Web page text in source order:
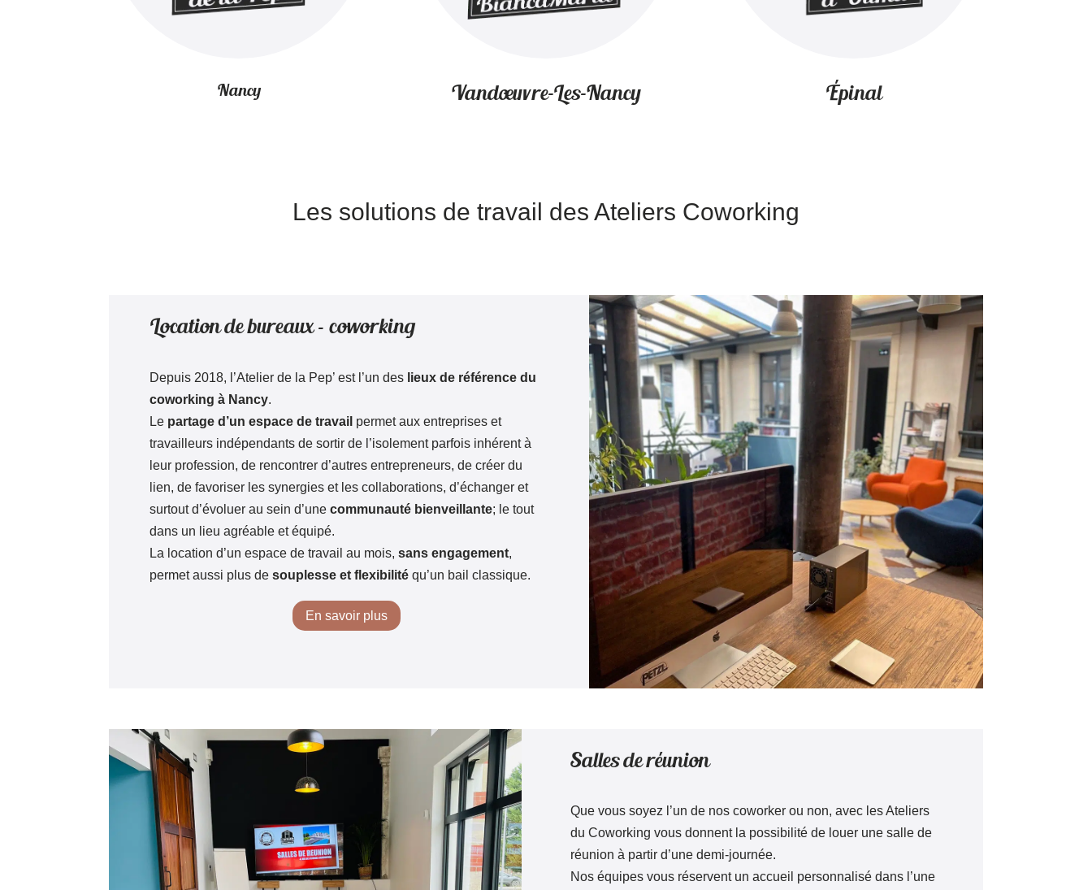
Nancy Vandoeuvre-Les-Nancy Épinal
Les solutions de travail des Ateliers Coworking
Location de bureaux – coworking
Depuis 2018, l’Atelier de la Pep’ est l’un des lieux de référence du
coworking à Nancy.
Le partage d’un espace de travail permet aux entreprises et
travailleurs indépendants de sortir de l’isolement parfois inhérent à
leur profession, de rencontrer d’autres entrepreneurs, de créer du
lien, de favoriser les synergies et les collaborations, d’échanger et
surtout d’évoluer au sein d’unecommunauté bienveillante; le tout
dans un lieu agréable et équipé.
La location d’un espace de travail au mois,sans engagement,
permet aussi plus desouplesse et flexibilité qu’un bail classique.
En savoir plus
Salles de réunion
Que vous soyez l’un de nos coworker ou non, avec les Ateliers
du Coworking vous donnent la possibilité de louer une salle de
réunion à partir d’une demi-journée.
Nos équipes vous réservent un accueil personnalisé dans l’une